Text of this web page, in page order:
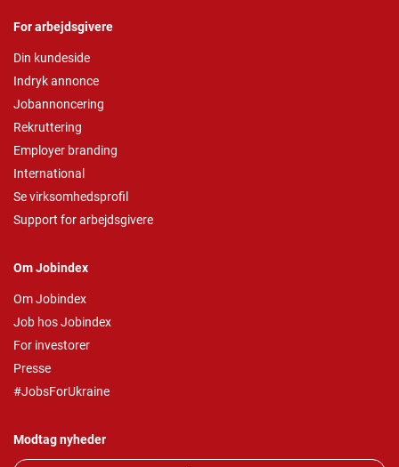
For arbejdsgivere
Din kundeside
Indryk annonce
Jobannoncering
Rekruttering
Employer branding
International
Se virksomhedsprofil
Support for arbejdsgivere
Om Jobindex
Om Jobindex
Job hos Jobindex
For investorer
Presse
#JobsForUkraine
Modtag nyheder